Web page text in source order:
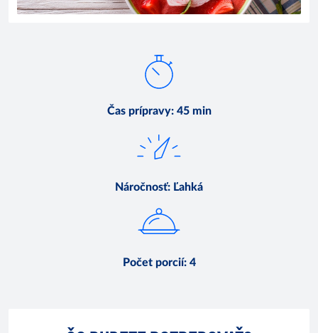
Čas prípravy: 45 min
Náročnosť: Ľahká
Počet porcií: 4